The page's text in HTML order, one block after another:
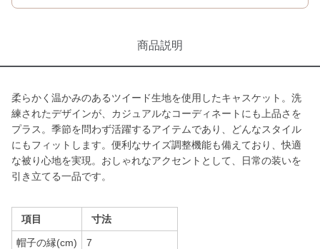
商品説明
柔らかく温かみのあるツイード生地を使用したキャスケット。洗
練されたデザインが、カジュアルなコーディネートにも上品さを
プラス。季節を問わず活躍するアイテムであり、どんなスタイル
にもフィットします。便利なサイズ調整機能も備えており、快適
な被り心地を実現。おしゃれなアクセントとして、日常の装いを
引き立てる一品です。
項目 寸法
帽子の縁(cm) 7